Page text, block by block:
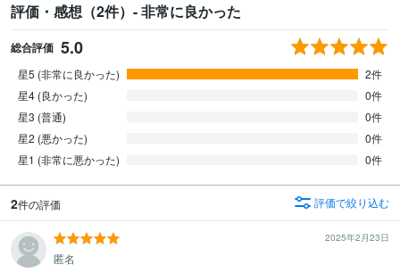
評価・感想（2件）- 非常に良かった
総合評価 5.0
星5 (非常に良かった)
2件
星4 (良かった)
0件
星3 (普通)
0件
星2 (悪かった)
0件
星1 (非常に悪かった)
0件
2件の評価 評価で絞り込む
2025年2月23日
匿名